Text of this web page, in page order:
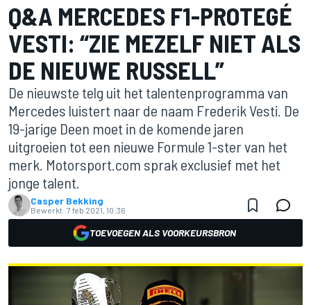
Q&A MERCEDES F1-PROTEGÉ
VESTI: “ZIE MEZELF NIET ALS
DE NIEUWE RUSSELL”
De nieuwste telg uit het talentenprogramma van
Mercedes luistert naar de naam Frederik Vesti. De
19-jarige Deen moet in de komende jaren
uitgroeien tot een nieuwe Formule 1-ster van het
merk. Motorsport.com sprak exclusief met het
jonge talent.
Casper Bekking
Bewerkt: 7 feb 2021, 10:36
TOEVOEGEN ALS VOORKEURSBRON